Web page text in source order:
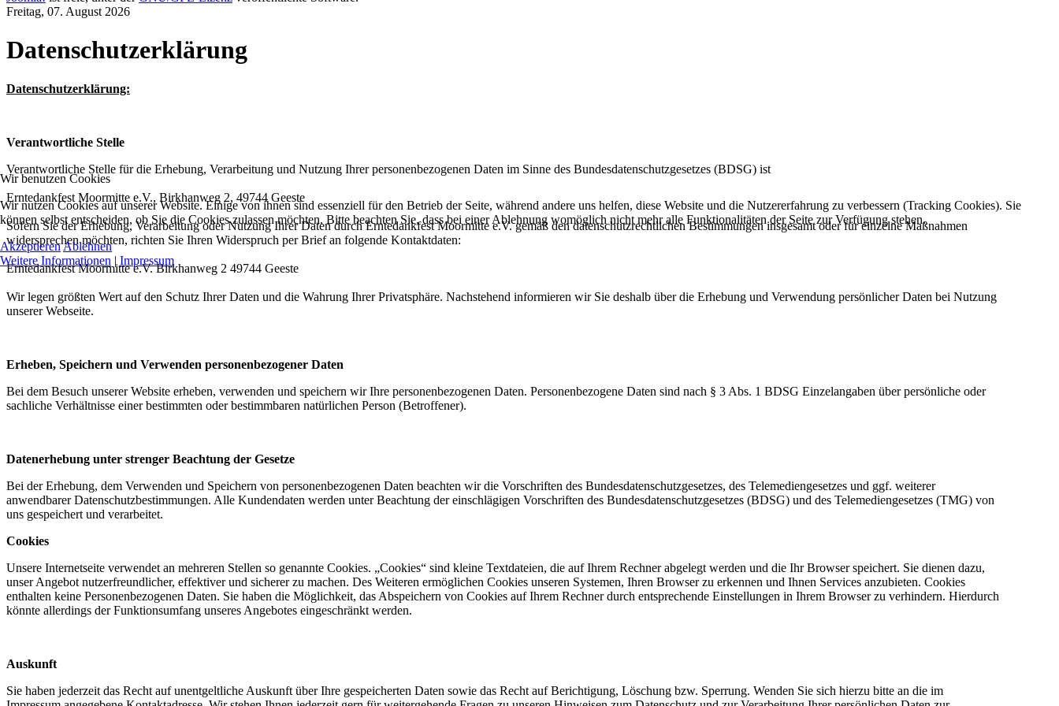
Freitag, 07. August 2026
Datenschutzerklärung
Datenschutzerklärung:
Verantwortliche Stelle
Verantwortliche Stelle für die Erhebung, Verarbeitung und Nutzung Ihrer personenbezogenen Daten im Sinne des Bundesdatenschutzgesetzes (BDSG) ist
Erntedankfest Moormitte e.V., Birkhanweg 2, 49744 Geeste
Sofern Sie der Erhebung, Verarbeitung oder Nutzung Ihrer Daten durch Erntedankfest Moormitte e.V. gemäß den datenschutzrechtlichen Bestimmungen insgesamt oder für einzelne Maßnahmen
widersprechen möchten, richten Sie Ihren Widerspruch per Brief an folgende Kontaktdaten:
Erntedankfest Moormitte e.V. Birkhanweg 2 49744 Geeste
Wir legen größten Wert auf den Schutz Ihrer Daten und die Wahrung Ihrer Privatsphäre. Nachstehend informieren wir Sie deshalb über die Erhebung und Verwendung persönlicher Daten bei Nutzung
unserer Webseite.
Erheben, Speichern und Verwenden personenbezogener Daten
Bei dem Besuch unserer Website erheben, verwenden und speichern wir Ihre personenbezogenen Daten. Personenbezogene Daten sind nach § 3 Abs. 1 BDSG Einzelangaben über persönliche oder
sachliche Verhältnisse einer bestimmten oder bestimmbaren natürlichen Person (Betroffener).
Datenerhebung unter strenger Beachtung der Gesetze
Bei der Erhebung, dem Verwenden und Speichern von personenbezogenen Daten beachten wir die Vorschriften des Bundesdatenschutzgesetzes, des Telemediengesetzes und ggf. weiterer
anwendbarer Datenschutzbestimmungen. Alle Kundendaten werden unter Beachtung der einschlägigen Vorschriften des Bundesdatenschutzgesetzes (BDSG) und des Telemediengesetzes (TMG) von
uns gespeichert und verarbeitet.
Cookies
Unsere Internetseite verwendet an mehreren Stellen so genannte Cookies. „Cookies“ sind kleine Textdateien, die auf Ihrem Rechner abgelegt werden und die Ihr Browser speichert. Sie dienen dazu,
unser Angebot nutzerfreundlicher, effektiver und sicherer zu machen. Des Weiteren ermöglichen Cookies unseren Systemen, Ihren Browser zu erkennen und Ihnen Services anzubieten. Cookies
enthalten keine Personenbezogenen Daten. Sie haben die Möglichkeit, das Abspeichern von Cookies auf Ihrem Rechner durch entsprechende Einstellungen in Ihrem Browser zu verhindern. Hierdurch
könnte allerdings der Funktionsumfang unseres Angebotes eingeschränkt werden.
Auskunft
Sie haben jederzeit das Recht auf unentgeltliche Auskunft über Ihre gespeicherten Daten sowie das Recht auf Berichtigung, Löschung bzw. Sperrung. Wenden Sie sich hierzu bitte an die im
Wir benutzen Cookies
Wir nutzen Cookies auf unserer Website. Einige von ihnen sind essenziell für den Betrieb der Seite, während andere uns helfen, diese Website und die Nutzererfahrung zu verbessern (Tracking Cookies). Sie
können selbst entscheiden, ob Sie die Cookies zulassen möchten. Bitte beachten Sie, dass bei einer Ablehnung womöglich nicht mehr alle Funktionalitäten der Seite zur Verfügung stehen.
AkzeptierenAblehnen
Weitere Informationen | Impressum